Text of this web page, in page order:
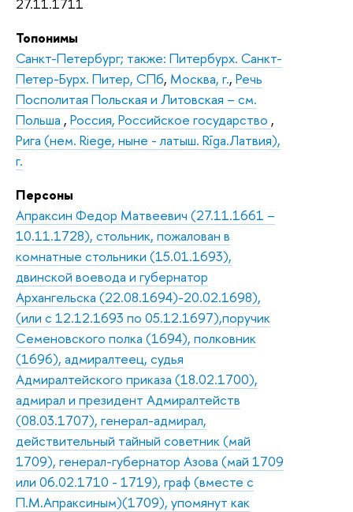
Топонимы
Санкт-Петербург; также: Питербурх. Санкт-
Петер-Бурх. Питер, СПб, Москва, г., Речь
Посполитая Польская и Литовская – см.
Польша , Россия, Российское государство ,
Рига (нем. Riege, ныне - латыш. Rīga.Латвия),
г.
Персоны
Апраксин Федор Матвеевич (27.11.1661 –
10.11.1728), стольник, пожалован в
комнатные стольники (15.01.1693),
двинской воевода и губернатор
Архангельска (22.08.1694)-20.02.1698),
(или с 12.12.1693 по 05.12.1697),поручик
Семеновского полка (1694), полковник
(1696), адмиралтеец, судья
Адмиралтейского приказа (18.02.1700),
адмирал и президент Адмиралтейств
(08.03.1707), генерал-адмирал,
действительный тайный советник (май
1709), генерал-губернатор Азова (май 1709
или 06.02.1710 - 1719), граф (вместе с
П.М.Апраксиным)(1709), упомянут как